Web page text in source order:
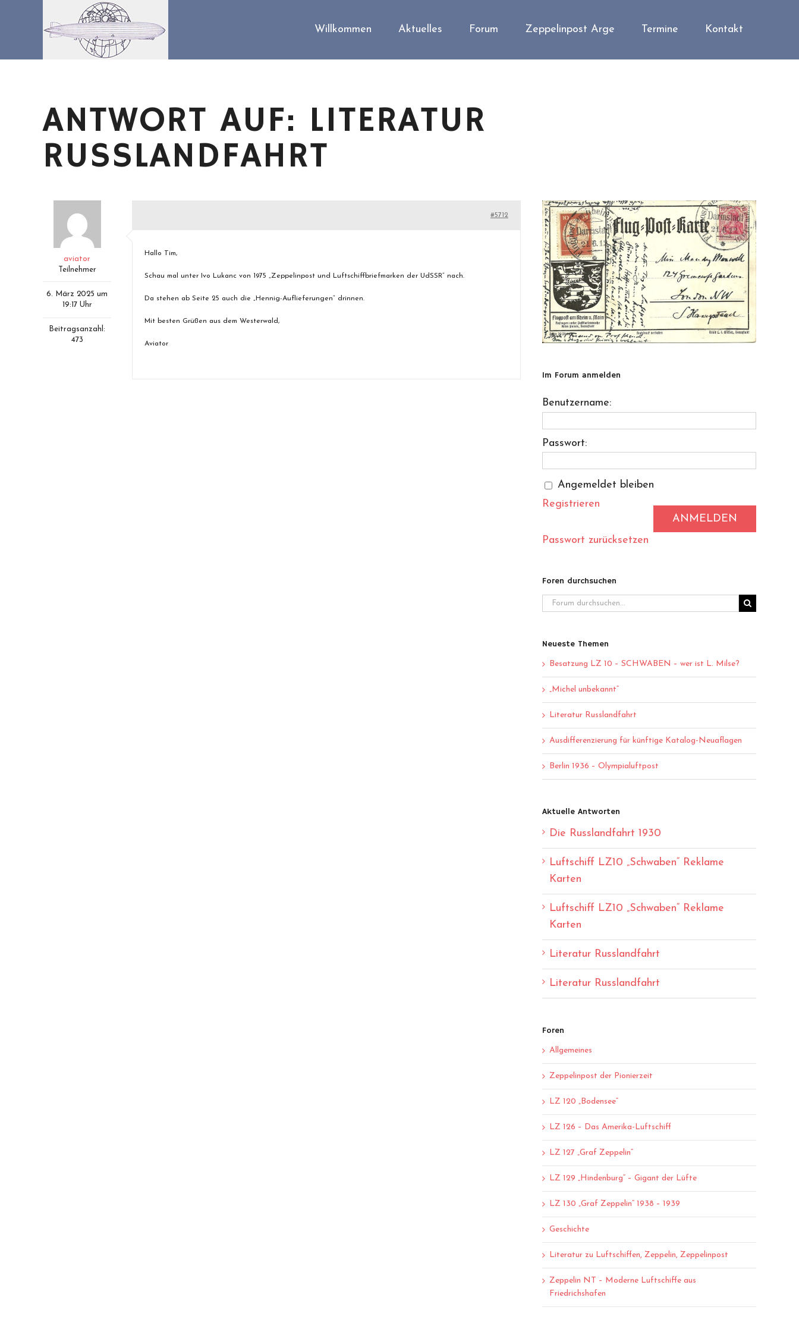
Willkommen Aktuelles Forum Zeppelinpost Arge Termine Kontakt
ANTWORT AUF: LITERATUR
RUSSLANDFAHRT
aviator
Teilnehmer
6. März 2025 um
19:17 Uhr
Beitragsanzahl:
473
#5712
Hallo Tim,
Schau mal unter Ivo Lukanc von 1975 „Zeppelinpost und Luftschiffbriefmarken der UdSSR“ nach.
Da stehen ab Seite 25 auch die „Hennig-Auflieferungen“ drinnen.
Mit besten Grüßen aus dem Westerwald,
Aviator
Im Forum anmelden
Benutzername:
Passwort:
Angemeldet bleiben
ANMELDEN
Registrieren
Passwort zurücksetzen
Foren durchsuchen
Neueste Themen
Besatzung LZ 10 – SCHWABEN – wer ist L. Milse?
„Michel unbekannt“
Literatur Russlandfahrt
Ausdifferenzierung für künftige Katalog-Neuaflagen
Berlin 1936 – Olympialuftpost
Aktuelle Antworten
Die Russlandfahrt 1930
Luftschiff LZ10 „Schwaben“ Reklame
Karten
Luftschiff LZ10 „Schwaben“ Reklame
Karten
Literatur Russlandfahrt
Literatur Russlandfahrt
Foren
Allgemeines
Zeppelinpost der Pionierzeit
LZ 120 „Bodensee“
LZ 126 – Das Amerika-Luftschiff
LZ 127 „Graf Zeppelin“
LZ 129 „Hindenburg“ – Gigant der Lüfte
LZ 130 „Graf Zeppelin“ 1938 – 1939
Geschichte
Literatur zu Luftschiffen, Zeppelin, Zeppelinpost
Zeppelin NT – Moderne Luftschiffe aus
Friedrichshafen